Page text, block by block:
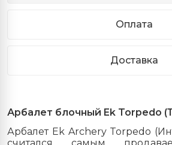
Оплата
Доставка
Арбалет блочный Ek Torpedo
Арбалет Ek Archery Torpedo